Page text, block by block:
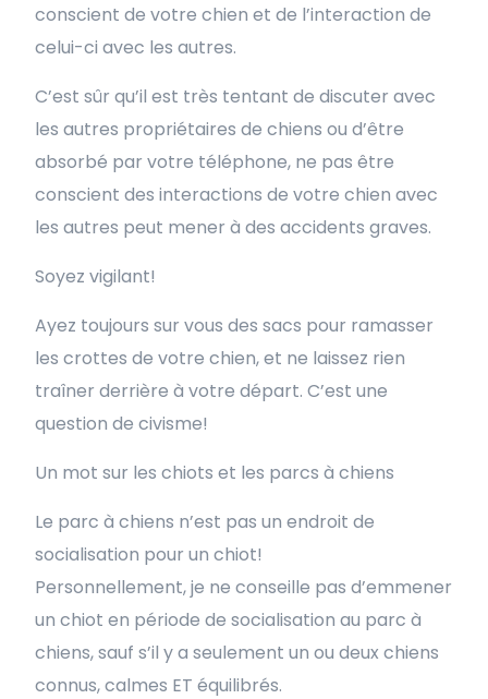
conscient de votre chien et de l’interaction de
celui-ci avec les autres.
C’est sûr qu’il est très tentant de discuter avec
les autres propriétaires de chiens ou d’être
absorbé par votre téléphone, ne pas être
conscient des interactions de votre chien avec
les autres peut mener à des accidents graves.
Soyez vigilant!
Ayez toujours sur vous des sacs pour ramasser
les crottes de votre chien, et ne laissez rien
traîner derrière à votre départ. C’est une
question de civisme!
Un mot sur les chiots et les parcs à chiens
Le parc à chiens n’est pas un endroit de
socialisation pour un chiot!
Personnellement, je ne conseille pas d’emmener
un chiot en période de socialisation au parc à
chiens, sauf s’il y a seulement un ou deux chiens
connus, calmes ET équilibrés.